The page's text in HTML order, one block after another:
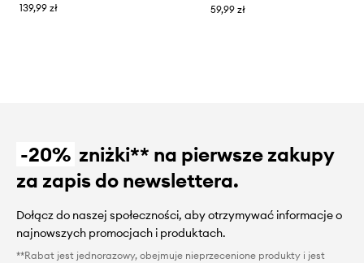
139,99 zł
59,99 zł
-20% zniżki** na pierwsze zakupy
za zapis do newslettera.
Dołącz do naszej społeczności, aby otrzymywać informacje o
najnowszych promocjach i produktach.
**Rabat jest jednorazowy, obejmuje nieprzecenione produkty i jest